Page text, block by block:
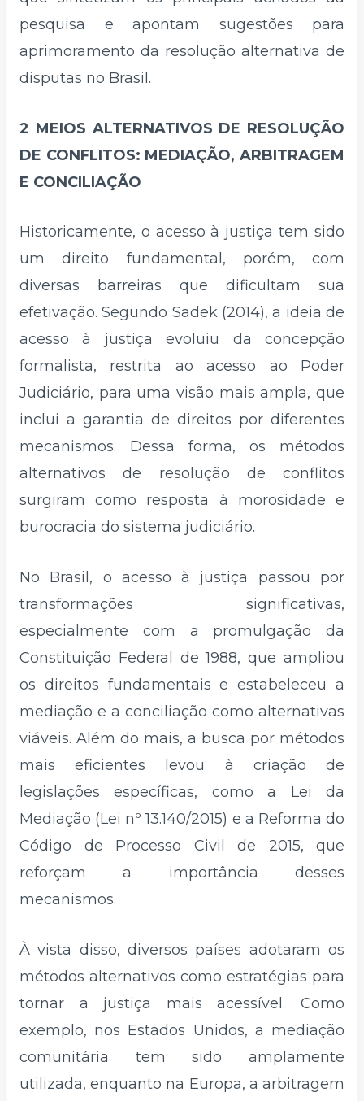
pesquisa e apontam sugestões para
aprimoramento da resolução alternativa de
disputas no Brasil.
2 MEIOS ALTERNATIVOS DE RESOLUÇÃO
DE CONFLITOS: MEDIAÇÃO, ARBITRAGEM
E CONCILIAÇÃO
Historicamente, o acesso à justiça tem sido
um direito fundamental, porém, com
diversas barreiras que dificultam sua
efetivação. Segundo Sadek (2014), a ideia de
acesso à justiça evoluiu da concepção
formalista, restrita ao acesso ao Poder
Judiciário, para uma visão mais ampla, que
inclui a garantia de direitos por diferentes
mecanismos. Dessa forma, os métodos
alternativos de resolução de conflitos
surgiram como resposta à morosidade e
burocracia do sistema judiciário.
No Brasil, o acesso à justiça passou por
transformações significativas,
especialmente com a promulgação da
Constituição Federal de 1988, que ampliou
os direitos fundamentais e estabeleceu a
mediação e a conciliação como alternativas
viáveis. Além do mais, a busca por métodos
mais eficientes levou à criação de
legislações específicas, como a Lei da
Mediação (Lei nº 13.140/2015) e a Reforma do
Código de Processo Civil de 2015, que
reforçam a importância desses
mecanismos.
À vista disso, diversos países adotaram os
métodos alternativos como estratégias para
tornar a justiça mais acessível. Como
exemplo, nos Estados Unidos, a mediação
comunitária tem sido amplamente
utilizada, enquanto na Europa, a arbitragem